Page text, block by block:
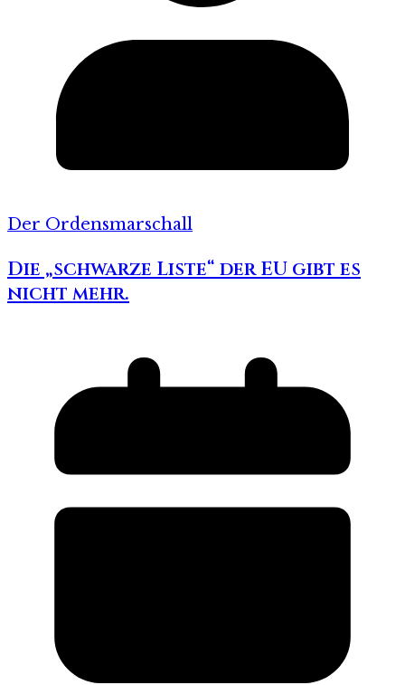
Der Ordensmarschall
Die „schwarze Liste“ der EU gibt es
nicht mehr.